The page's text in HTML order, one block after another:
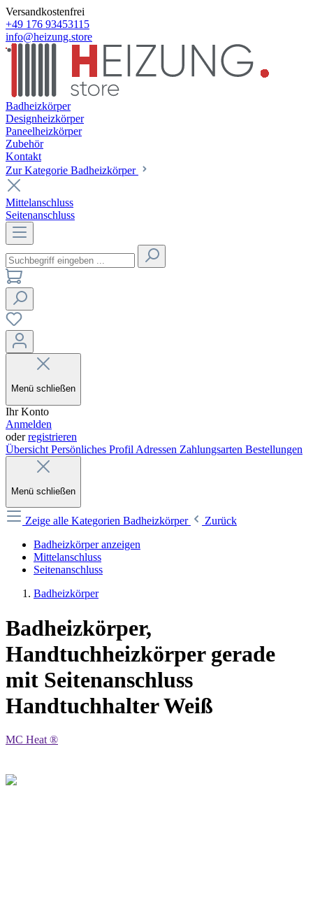
Versandkostenfrei
+49 176 93453115
info@heizung.store
Badheizkörper
Designheizkörper
Paneelheizkörper
Zubehör
Kontakt
Zur Kategorie Badheizkörper
Mittelanschluss
Seitenanschluss
Menü schließen
Ihr Konto
Anmelden
oderregistrieren
Übersicht Persönliches Profil Adressen Zahlungsarten Bestellungen
Menü schließen
Zeige alle Kategorien Badheizkörper
Zurück
Badheizkörper anzeigen
Mittelanschluss
Seitenanschluss
Badheizkörper
Badheizkörper,
Handtuchheizkörper gerade
mit Seitenanschluss
Handtuchhalter Weiß
MC Heat ®